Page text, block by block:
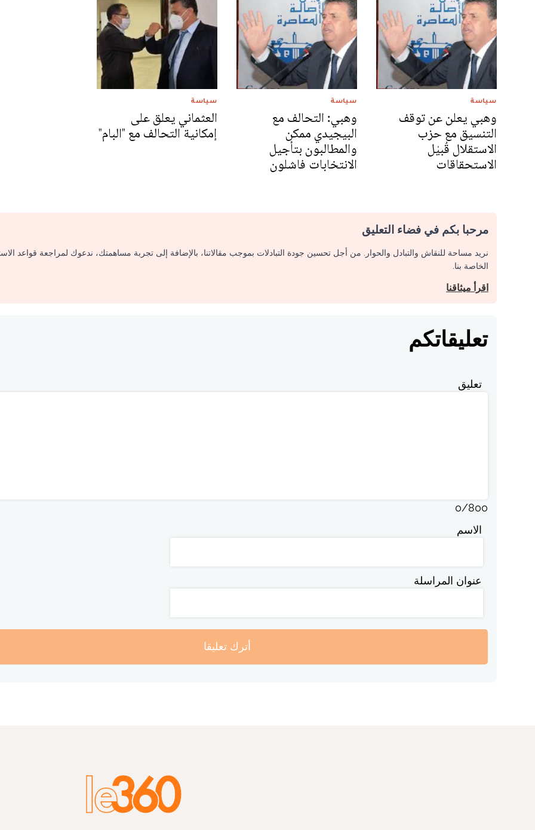
سياسة
وهبي يعلن عن توقف
التنسيق مع حزب
الاستقلال قُبيْل
الاستحقاقات
سياسة
وهبي: التحالف مع
البيجيدي ممكن
والمطالبون بتأجيل
الانتخابات فاشلون
سياسة
العثماني يعلق على
إمكانية التحالف مع "البام"
مرحبا بكم في فضاء التعليق
نريد مساحة للنقاش والتبادل والحوار. من أجل تحسين جودة التبادلات بموجب مقالاتنا، بالإضافة إلى تجربة مساهمتك، ندعوك لمراجعة قواعد
الخاصة بنا.
اقرأ ميثاقنا
تعليقاتكم
تعليق
0/800
الاسم
عنوان المراسلة
أترك تعليقا